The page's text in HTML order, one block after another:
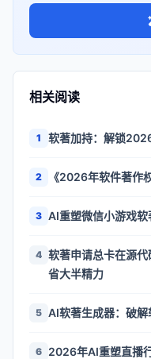
相关阅读
1 软著加持：解锁
2 《2026年软件著作
3 AI重塑微信小游戏
4 软著申请总卡在源
省大半精力
5 AI软著生成器：破
6 2026年AI重塑直播